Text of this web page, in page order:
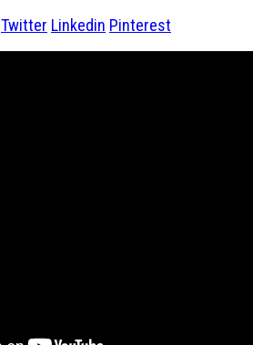
Twitter Linkedin Pinterest